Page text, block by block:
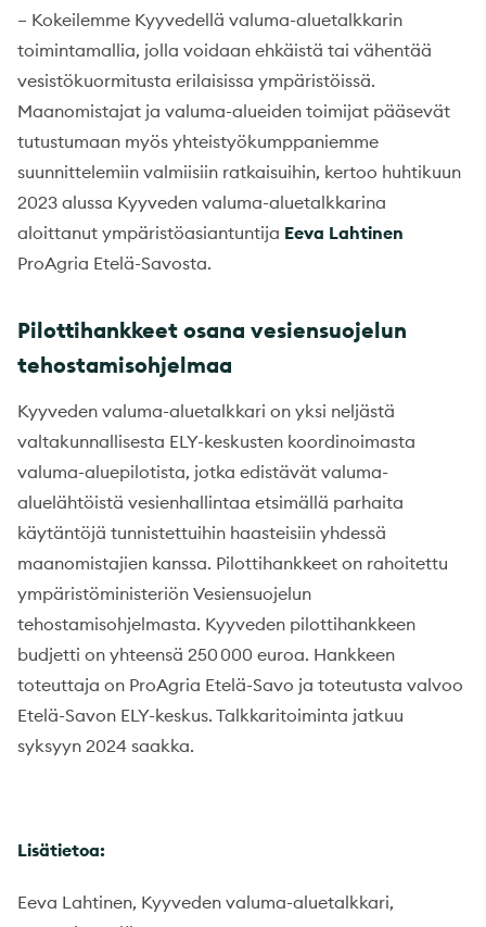
– Kokeilemme Kyyvedellä valuma-aluetalkkarin
toimintamallia, jolla voidaan ehkäistä tai vähentää
vesistökuormitusta erilaisissa ympäristöissä.
Maanomistajat ja valuma-alueiden toimijat pääsevät
tutustumaan myös yhteistyökumppaniemme
suunnittelemiin valmiisiin ratkaisuihin, kertoo huhtikuun
2023 alussa Kyyveden valuma-aluetalkkarina
aloittanut ympäristöasiantuntija Eeva Lahtinen
ProAgria Etelä-Savosta.
Pilottihankkeet osana vesiensuojelun
tehostamisohjelmaa
Kyyveden valuma-aluetalkkari on yksi neljästä
valtakunnallisesta ELY-keskusten koordinoimasta
valuma-aluepilotista, jotka edistävät valuma-
aluelähtöistä vesienhallintaa etsimällä parhaita
käytäntöjä tunnistettuihin haasteisiin yhdessä
maanomistajien kanssa. Pilottihankkeet on rahoitettu
ympäristöministeriön Vesiensuojelun
tehostamisohjelmasta. Kyyveden pilottihankkeen
budjetti on yhteensä 250 000 euroa. Hankkeen
toteuttaja on ProAgria Etelä-Savo ja toteutusta valvoo
Etelä-Savon ELY-keskus. Talkkaritoiminta jatkuu
syksyyn 2024 saakka.
Lisätietoa:
Eeva Lahtinen, Kyyveden valuma-aluetalkkari,